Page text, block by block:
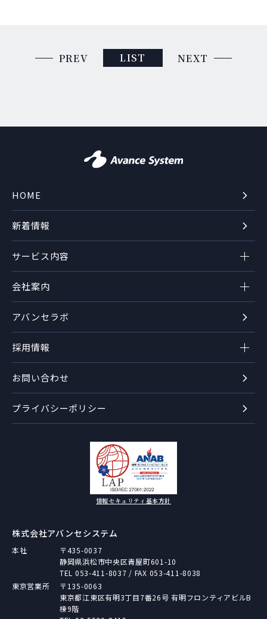
PREV LIST NEXT
HOME
サービス内容
会社案内
採用情報
アバンセラボ
新着情報
お問い合わせ
プライバシーポリシー
株式会社アバンセシステム
本社
〒435-0037
静岡県浜松市中央区青屋町601-10
TEL 053-411-8037 / FAX 053-411-8038
東京営業所
〒135-0063
東京都江東区有明3丁目7番26号 有明フロンティアビルB
棟9階
情報セキュリティ基本方針